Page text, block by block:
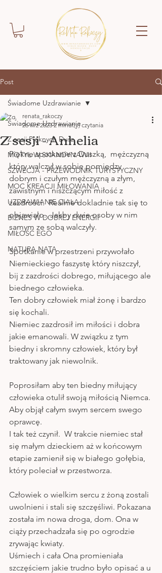
Post
Świadome Uzdrawianie
Z sesji Pięknych Dusz
MOTYL W SKANDYNAWII
SZWECJA - PRZEWODNIK TURYSTYCZNY
MOC KREACJI MIŁOWANIA
UZDRAWIANIE CIAŁA
BIZNES W DOBREJ ENERGII
MIŁOŚĆ EGO
NATURA NATA
Świadome Uzdrawianie
Z sesji - Anhelia
renata_rakoczy
26 wrz 2023 2 minut(y) czytania
Piękne spotkanie z Duszką,  mężczyzną
który walczył w sobie pomiędzy
dobrym i czułym mężczyzną a złym,
zawistnym i niszczącym miłość z
zazdrości.  Realnie dokladnie tak się to
objawiało.  Jakby dwie osoby w nim
samym ze sobą walczyły.
Spotkanie w przestrzeni przywołało
Niemieckiego faszystę który niszczył,
bij z zazdrości dobrego, miłującego ale
biednego człowieka.
Ten dobry człowiek miał żonę i bardzo
się kochali.
Niemiec zazdrosił im miłości i dobra
jakie emanowali. W związku z tym
biedny i skromny człowiek, który był
traktowany jak niewolnik.
Poprosiłam aby ten biedny miłujący
człowieka otulił swoją miłością Niemca.
Aby objął całym swym sercem swego
oprawcę.
I tak też czynił.  W trakcie niemiec stał
się małym dzieckiem aż w końcowym
etapie zamienił się w białego gołębia,
który poleciał w przestworza.
Człowiek o wielkim sercu z żoną zostali
uwolnieni i stali się szczęśliwi. Pokazana
została im nowa droga, dom. Ona w
ciąży przechadzała się po ogrodzie
zrywając kwiaty.
Uśmiech i cała Ona promieniała
szczęściem jakie trudno było opisać a u